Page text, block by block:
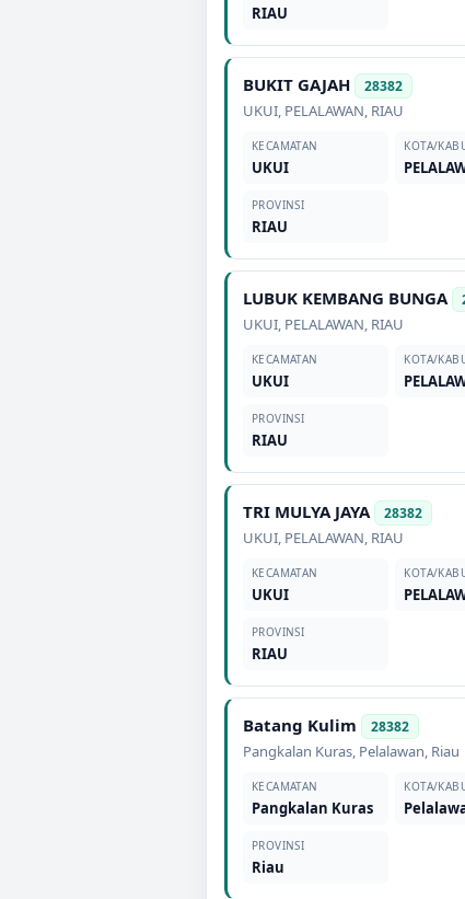
RIAU
BUKIT GAJAH 28382
UKUI, PELALAWAN, RIAU
KECAMATAN
UKUI
KOTA/
PROVINSI
RIAU
LUBUK KEMBANG BUNGA
UKUI, PELALAWAN, RIAU
KECAMATAN
UKUI
KOTA/
PROVINSI
RIAU
TRI MULYA JAYA 28382
UKUI, PELALAWAN, RIAU
KECAMATAN
UKUI
KOTA/
PROVINSI
RIAU
Batang Kulim 28382
Pangkalan Kuras, Pelalawan, Riau
KECAMATAN
Pangkalan Kuras
KOTA/
PROVINSI
Riau